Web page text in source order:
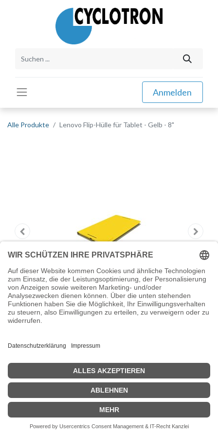
Anmelden
Alle Produkte Lenovo Flip-Hülle für Tablet - Gelb - 8"
Lenovo - Flip-Hülle für Tablet - Gelb - 8" - für TAB S8-50; S8-50F;
S8-50L
Zeige Preise inklusiv MwSt. (Brutto)
29,73€
IN DEN WARENKORB